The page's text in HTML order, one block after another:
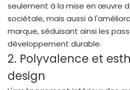
seulement à la mise en œuvre
sociétale, mais aussi à
marque, séduisant ainsi les
développement durable.
2. Polyvalence et
design